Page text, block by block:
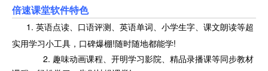
倍速课堂软件特色
1. 英语点读、口语评测、英语单词、小学生字、课文朗读等超
实用学习小工具，口碑爆棚!随时随地都能学!
2. 趣味动画课程、开明学习影院、精品录播课等同步教材